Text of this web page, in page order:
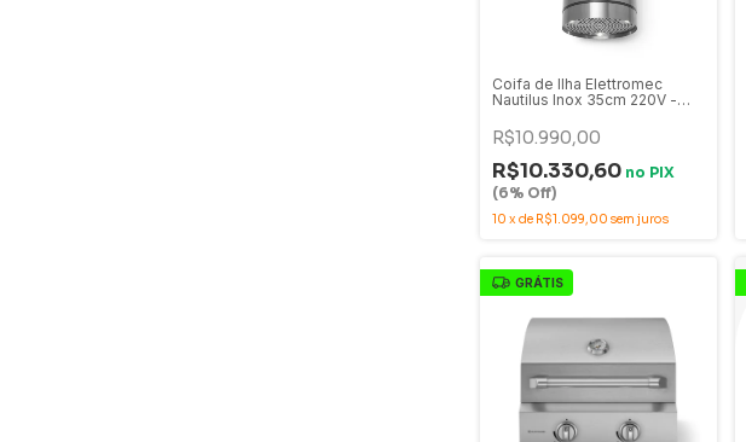
Coifa de Ilha Elettromec
Nautilus Inox 35cm 220V -
R$10.990,00
R$10.330,60 no PIX
(6% Off)
10 x de R$1.099,00 sem juros
GRÁTIS